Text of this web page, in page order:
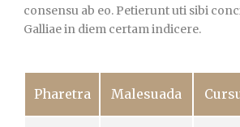
consensu ab eo. Petierunt uti sibi
Galliae in diem certam indicere.
Pharetra Malesuada